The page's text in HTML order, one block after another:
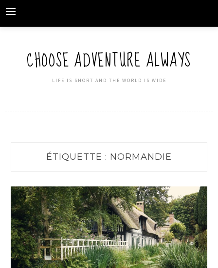
to
content
CHOOSE ADVENTURE ALWAYS
LIFE IS SHORT AND THE WORLD IS WIDE
ÉTIQUETTE : NORMANDIE